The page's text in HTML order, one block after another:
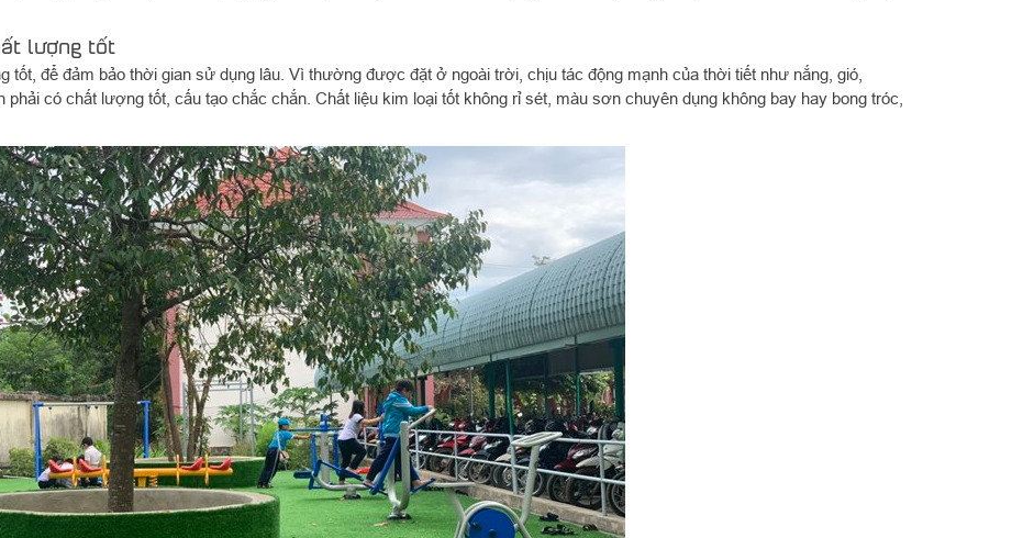
lượng tốt
tốt, để đảm bảo thời gian sử dụng lâu. Vì thường được đặt ở ngoài trời, chịu tác động mạnh của thời tiết như nắng, gió,
có chất lượng tốt, cấu tạo chắc chắn. Chất liệu kim loại tốt không rỉ sét, màu sơn chuyên dụng không bay hay bong tróc,